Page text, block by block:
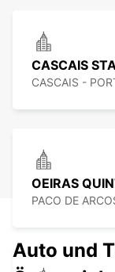
CASCAIS
CASCAIS -
OEIRAS
PACO DE
Auto und